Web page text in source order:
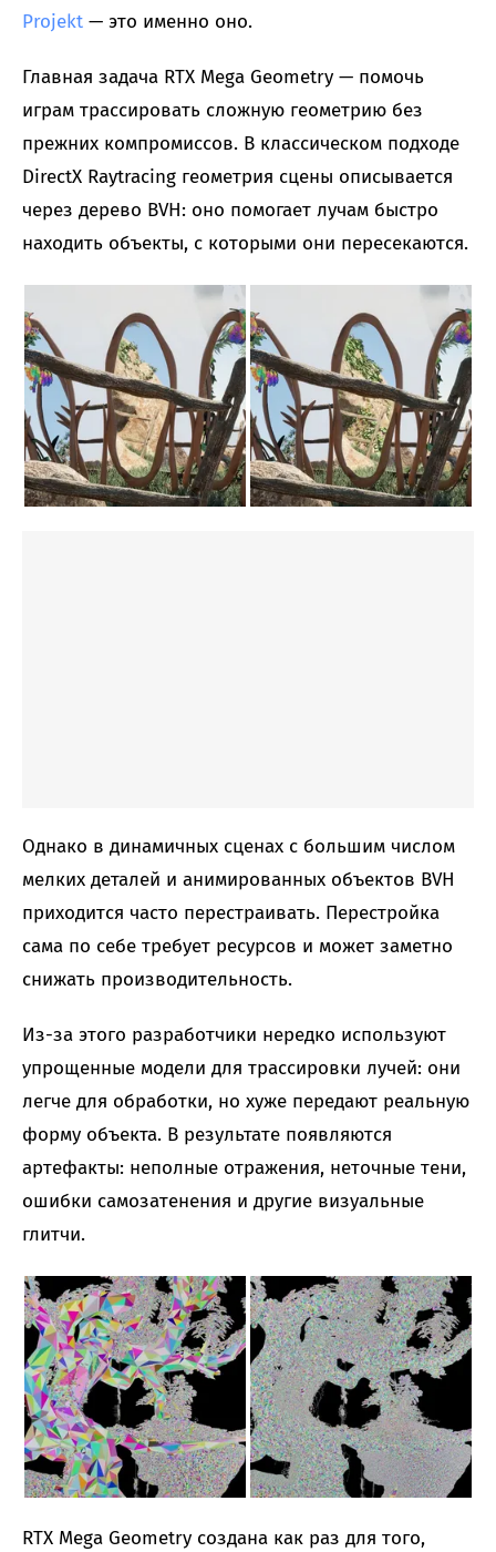
Projekt — это именно оно.
Главная задача RTX Mega Geometry — помочь
играм трассировать сложную геометрию без
прежних компромиссов. В классическом подходе
DirectX Raytracing геометрия сцены описывается
через дерево BVH: оно помогает лучам быстро
находить объекты, с которыми они пересекаются.
Однако в динамичных сценах с большим числом
мелких деталей и анимированных объектов BVH
приходится часто перестраивать. Перестройка
сама по себе требует ресурсов и может заметно
снижать производительность.
Из-за этого разработчики нередко используют
упрощенные модели для трассировки лучей: они
легче для обработки, но хуже передают реальную
форму объекта. В результате появляются
артефакты: неполные отражения, неточные тени,
ошибки самозатенения и другие визуальные
глитчи.
RTX Mega Geometry создана как раз для того,